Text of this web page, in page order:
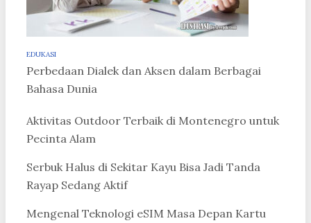
EDUKASI
Perbedaan Dialek dan Aksen dalam Berbagai
Bahasa Dunia
Aktivitas Outdoor Terbaik di Montenegro untuk
Pecinta Alam
Serbuk Halus di Sekitar Kayu Bisa Jadi Tanda
Rayap Sedang Aktif
Mengenal Teknologi eSIM Masa Depan Kartu